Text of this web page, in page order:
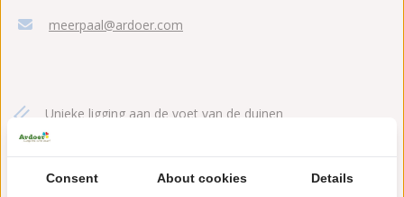
meerpaal@ardoer.com
Unieke ligging aan de voet van de duinen
VOC-speelschip met waterspeeltuin, air trampoline en
Consent About cookies Details